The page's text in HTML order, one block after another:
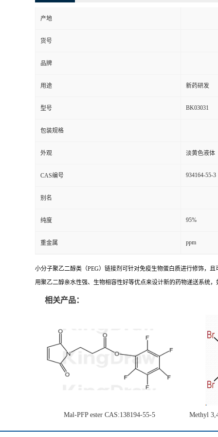
产地
货号
品牌
用途 新药研发
型号 BK03031
包装规格
外观 淡黄色液体
CAS编号 934164-55-3
别名
纯度 95%
重金属 ppm
小分子聚乙二醇类（PEG）链接剂可针对免疫生物蛋白质进行修饰，
用聚乙二醇亲水性强、生物相容性好等优点来设计新的药物递送系统
相关产品：
Mal-PFP ester CAS:138194-55-5
Methyl